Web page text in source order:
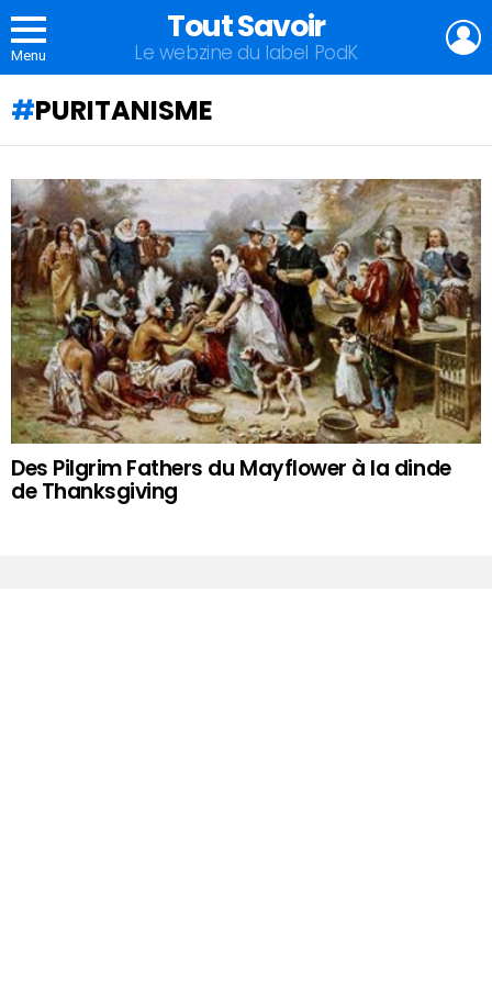
Menu
Tout Savoir
Le webzine du label PodK
PURITANISME
QU'ALLEZ-
VOUS
APPRENDRE
AUJOURD'HUI
?
Des Pilgrim Fathers du Mayflower à la dinde
de Thanksgiving